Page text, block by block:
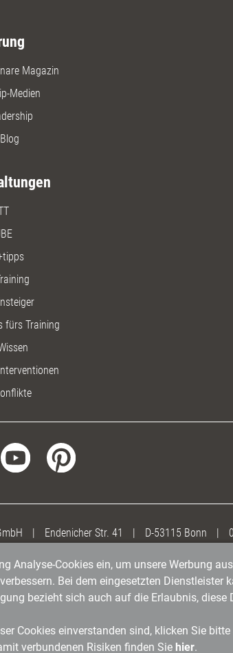
Magazin
Medien
fürs Training
| Endenicher Str. 41 | D-53115 Bonn |
Analyse-Cookies ein, um unsere Werbung
Bei dem eingesetzten Dienstleister
bezieht sich auch auf die Erlaubnis,
Cookies einverstanden sind, klicken Sie
verbundenen Risiken finden Sie hier.